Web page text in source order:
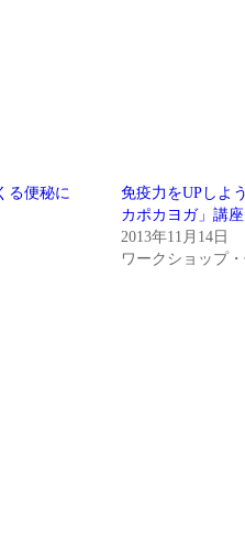
る便秘に
免疫力をUPしよ
カポカヨガ」講座
2013年11月14日
ワークショップ